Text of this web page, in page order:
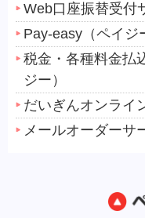
Web口座振替受付
Pay-easy（ペイジ
税金・各種料金払
ジー）
だいぎんオンライ
メールオーダーサ